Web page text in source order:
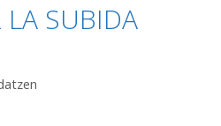
LA SUBIDA